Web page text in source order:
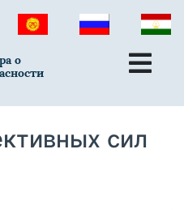
о
сил